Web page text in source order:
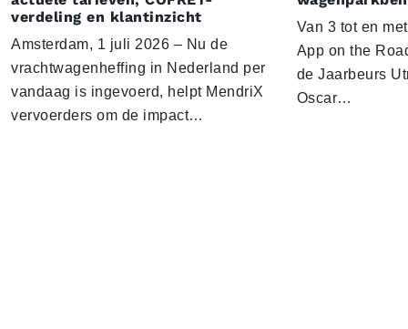
verdeling en klantinzicht
Amsterdam, 1 juli 2026 – Nu de
vrachtwagenheffing in Nederland per
vandaag is ingevoerd, helpt MendriX
vervoerders om de impact…
Van 3 tot en
App on the
de Jaarbeurs
Oscar…